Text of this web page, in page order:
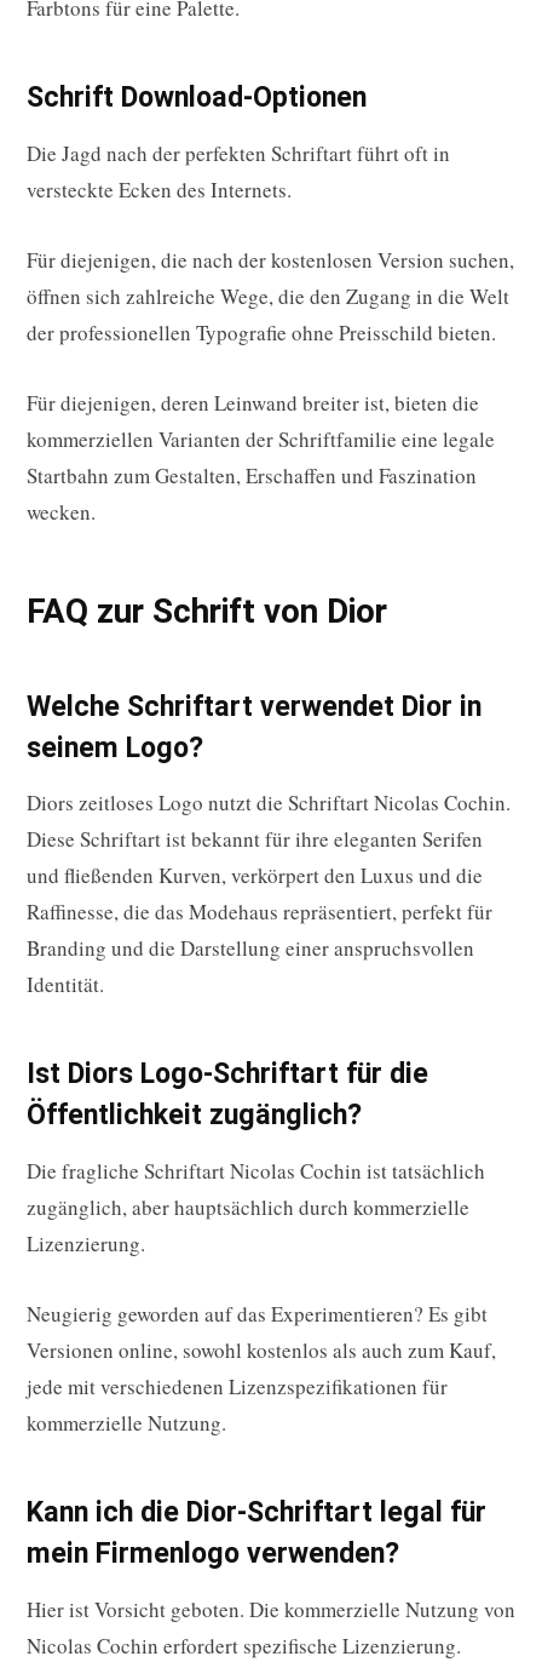
Farbtons für eine Palette.
Schrift Download-Optionen
Die Jagd nach der perfekten Schriftart führt oft in
versteckte Ecken des Internets.
Für diejenigen, die nach der kostenlosen Version suchen,
öffnen sich zahlreiche Wege, die den Zugang in die Welt
der professionellen Typografie ohne Preisschild bieten.
Für diejenigen, deren Leinwand breiter ist, bieten die
kommerziellen Varianten der Schriftfamilie eine legale
Startbahn zum Gestalten, Erschaffen und Faszination
wecken.
FAQ zur Schrift von Dior
Welche Schriftart verwendet Dior in
seinem Logo?
Diors zeitloses Logo nutzt die Schriftart Nicolas Cochin.
Diese Schriftart ist bekannt für ihre eleganten Serifen
und fließenden Kurven, verkörpert den Luxus und die
Raffinesse, die das Modehaus repräsentiert, perfekt für
Branding und die Darstellung einer anspruchsvollen
Identität.
Ist Diors Logo-Schriftart für die
Öffentlichkeit zugänglich?
Die fragliche Schriftart Nicolas Cochin ist tatsächlich
zugänglich, aber hauptsächlich durch kommerzielle
Lizenzierung.
Neugierig geworden auf das Experimentieren? Es gibt
Versionen online, sowohl kostenlos als auch zum Kauf,
jede mit verschiedenen Lizenzspezifikationen für
kommerzielle Nutzung.
Kann ich die Dior-Schriftart legal für
mein Firmenlogo verwenden?
Hier ist Vorsicht geboten. Die kommerzielle Nutzung von
Nicolas Cochin erfordert spezifische Lizenzierung.